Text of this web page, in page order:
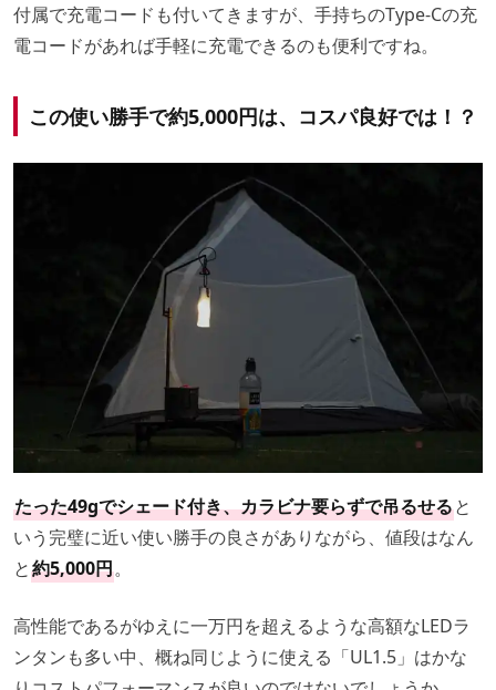
付属で充電コードも付いてきますが、手持ちのType-Cの充
電コードがあれば手軽に充電できるのも便利ですね。
この使い勝手で約5,000円は、コスパ良好では！？
たった49gでシェード付き、カラビナ要らずで吊るせると
いう完璧に近い使い勝手の良さがありながら、値段はなん
と約5,000円。
高性能であるがゆえに一万円を超えるような高額なLEDラ
ンタンも多い中、概ね同じように使える「UL1.5」はかな